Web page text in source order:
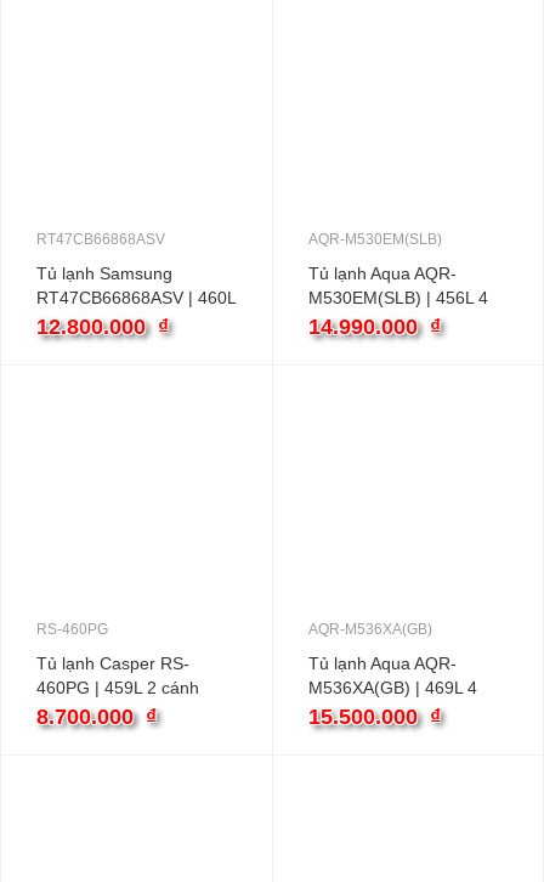
RT47CB66868ASV
Tủ lạnh Samsung
RT47CB66868ASV | 460L
2 cánh inverter
12.800.000 ₫
AQR-M530EM(SLB)
Tủ lạnh Aqua AQR-
M530EM(SLB) | 456L 4
cánh inverter
14.990.000 ₫
RS-460PG
Tủ lạnh Casper RS-
460PG | 459L 2 cánh
inverter
8.700.000 ₫
AQR-M536XA(GB)
Tủ lạnh Aqua AQR-
M536XA(GB) | 469L 4
cánh inverter
15.500.000 ₫